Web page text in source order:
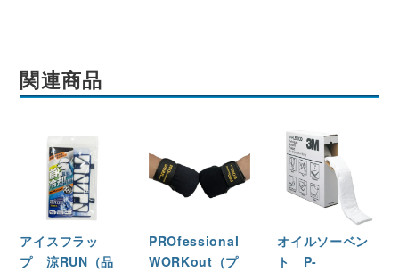
関連商品
アイスフラッ
プ 涼RUN（品
PROfessional
WORKout（プ
オイルソーベン
ト P-